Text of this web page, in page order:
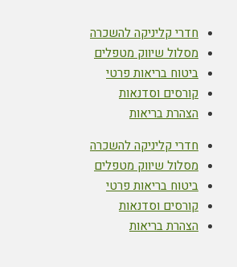
חדרי קליניקה להשכרה
מסלול שיווק מטפלים
ביטוח בריאות פרטי
קורסים וסדנאות
הצהרת בריאות
חדרי קליניקה להשכרה
מסלול שיווק מטפלים
ביטוח בריאות פרטי
קורסים וסדנאות
הצהרת בריאות